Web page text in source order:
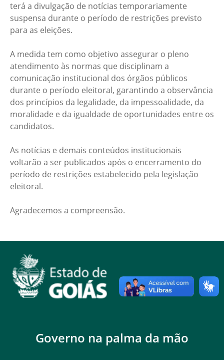
terá a divulgação de notícias temporariamente
suspensa durante o período de restrições previsto
para as eleições.
A medida tem como objetivo assegurar o pleno
atendimento às normas que disciplinam a
comunicação institucional dos órgãos públicos
durante o período eleitoral, garantindo a observância
dos princípios da legalidade, da impessoalidade, da
moralidade e da igualdade de oportunidades entre os
candidatos.
As notícias e demais conteúdos institucionais
voltarão a ser publicados após o encerramento do
período de restrições estabelecido pela legislação
eleitoral.
Agradecemos a compreensão.
Governo na palma da mão